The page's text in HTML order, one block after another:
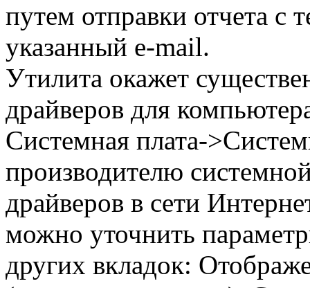
путем отправки отчета
указанный e-mail.
Утилита окажет
драйверов для
Системная плата-
производителю
драйверов в сети
можно уточнить
других вкладок: